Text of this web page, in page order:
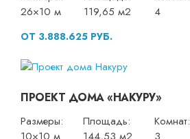
26×10 м
119,65 м2
4
ОТ 3.888.625 РУБ.
ПРОЕКТ ДОМА «НАКУРУ»
Размеры:
10×10 м
Площадь:
144,53 м2
Комнат:
3